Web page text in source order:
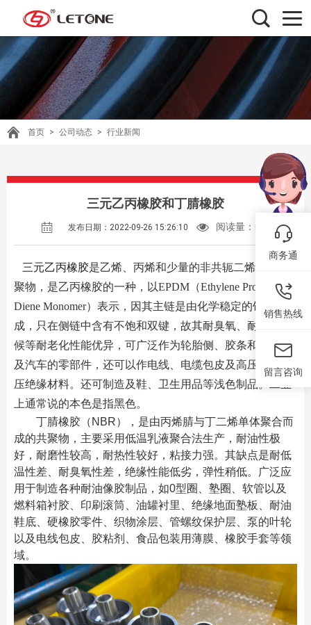
首页 > 公司动态 > 行业新闻
三元乙丙橡胶和丁腈橡胶
发布日期：2022-09-26 15:26:10 阅读量： 678
三元乙丙橡胶是乙烯、丙烯和少量的非共轭二烯烃的共
聚物，是乙丙橡胶的一种，以EPDM（Ethylene Propylene
Diene Monomer）表示，因其主链是由化学稳定的饱和烃组
成，只在侧链中含有不饱和双键，故其耐臭氧、耐热、耐
候等耐老化性能优异，可广泛作为轮胎侧、胶条和内胎以
及汽车的零部件，还可以作电线、电缆包皮及高压、超高
压绝缘材料。还可制造及鞋、卫生用品等浅色制品。工业
上通常说的本色是指黑色。
丁腈橡胶（ NBR），是由丙烯腈与丁二烯单体聚合而
成的共聚物 ，主要采用低温乳液聚合法生产，耐油性极
好，耐磨性较高，耐热性较好，粘接力强。其缺点是耐低
温性差、耐臭氧性差，绝缘性能低劣，弹性稍低。广泛应
用于制造各种耐油像胶制品，如0型圈、塾圈、软管以及
燃料箱衬胶、印刷滚筒、油罐衬里、绝缘地面塾板、耐油
鞋底、硬橡胶零件、织物涂层、管螺纹保护层、泵的叶轮
以及电线包皮、胶粘剂、食品包装用薄膜、橡胶手套等领
域。
商务通
销售热线
留言咨询